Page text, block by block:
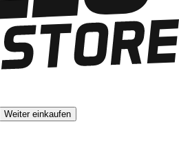
Weiter einkaufen